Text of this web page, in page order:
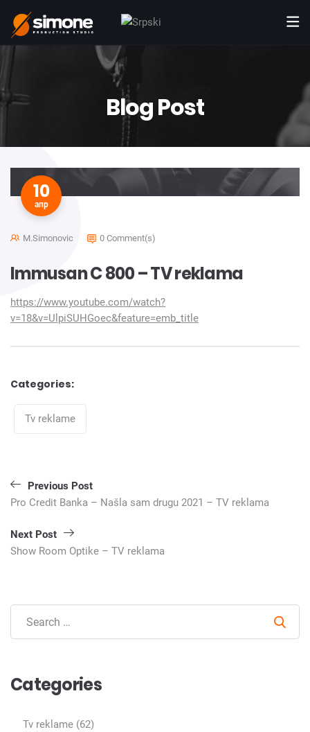
Blog Post
10
апр
M.simonovic 0 Comment(s)
Immusan C 800 – TV reklama
https://www.youtube.com/watch?
v=18&v=UlpiSUHGoec&feature=emb_title
Categories:
Tv reklame
Кретање
чланка
Previous Post
Pro Credit Banka – Našla sam drugu 2021 – TV reklama
Next Post
Show Room Optike – TV reklama
Categories
Tv reklame (62)